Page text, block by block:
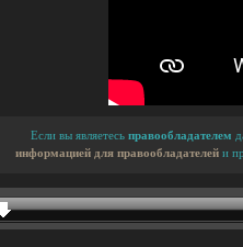
Если вы являетесь правообладателем
информацией для правообладателей и